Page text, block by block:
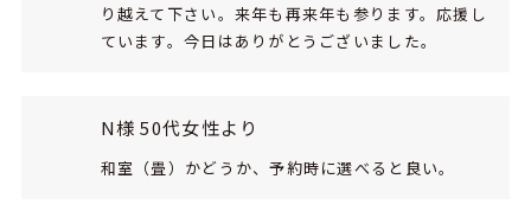
り越えて下さい。来年も再来年も参ります。応援し
ています。今日はありがとうございました。
N様 50代女性より
和室（畳）かどうか、予約時に選べると良い。